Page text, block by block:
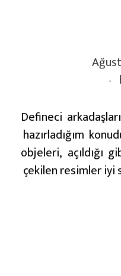
n
e
c
i
Defineci
hazırladığım
objeleri, açıldığı
çekilen resimler iyi